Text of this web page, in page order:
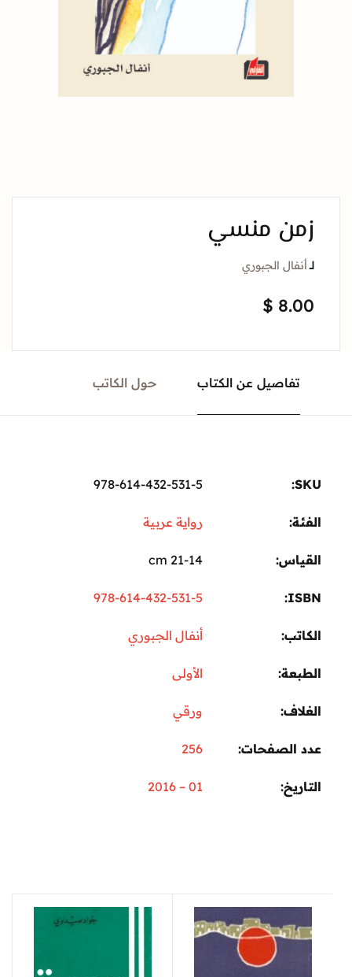
زمن منسي
لــ أنفال الجبوري
$ 8.00
تفاصيل عن الكتاب حول الكاتب
SKU:
978-614-432-531-5
الفئة: رواية عربية
القياس 21-14 cm
ISBN
978-614-432-531-5
الكاتب أنفال الجبوري
الطبعة الأولى
الغلاف ورقي
عدد الصفحات 256
التاريخ 01 – 2016